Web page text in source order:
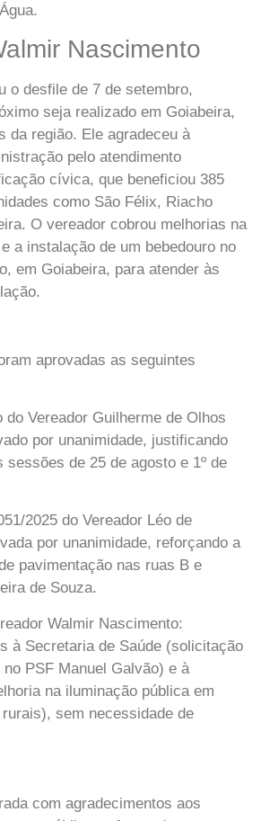
Nascimento
o desfile de 7 de setembro,
seja realizado em Goiabeira,
da região. Ele agradeceu à
pelo atendimento
cívica, que beneficiou 385
como São Félix, Riacho
O vereador cobrou melhorias na
a instalação de um bebedouro no
em Goiabeira, para atender às
aprovadas as seguintes
do Vereador Guilherme de Olhos
por unanimidade, justificando
sessões de 25 de agosto e 1º de
2025 do Vereador Léo de
por unanimidade, reforçando a
pavimentação nas ruas B e
de Souza.
Walmir Nascimento:
à Secretaria de Saúde (solicitação
no PSF Manuel Galvão) e à
na iluminação pública em
sem necessidade de
com agradecimentos aos